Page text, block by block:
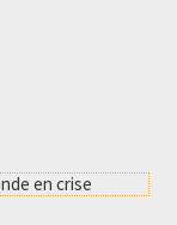
en crise